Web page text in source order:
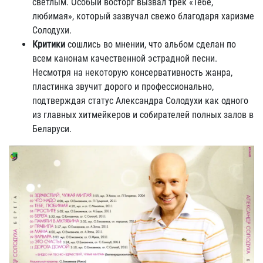
любимая», который зазвучал свежо благодаря харизме
Солодухи.
Критики сошлись во мнении, что альбом сделан по
всем канонам качественной эстрадной песни.
Несмотря на некоторую консервативность жанра,
пластинка звучит дорого и профессионально,
подтверждая статус Александра Солодухи как одного
из главных хитмейкеров и собирателей полных залов в
Беларуси.